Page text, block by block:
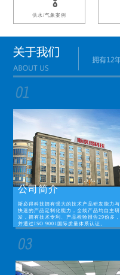
供水/气象案例
公司简介
斯必得科技拥有强大的技术产品研发能力与
快速的产品定制化能力，全线产品均自主研
发，拥有技术专利、产品检验报告29份多，
并通过ISO 9001国际质量体系认证。